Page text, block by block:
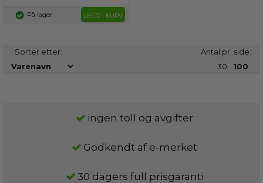
På lager LEGG I KURV
Sorter etter:
Antal pr. side:
30
100
ingen toll og avgifter
Godkendt af e-merket
30 dagers full prisgaranti